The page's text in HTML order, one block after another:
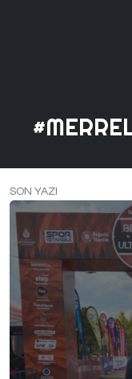
SON YAZI